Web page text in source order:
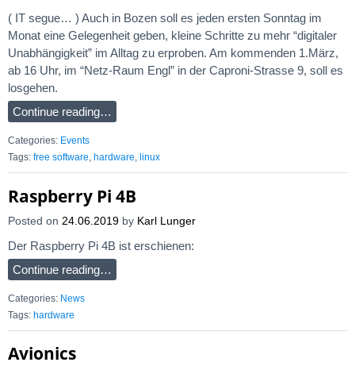
( IT segue… ) Auch in Bozen soll es jeden ersten Sonntag im
Monat eine Gelegenheit geben, kleine Schritte zu mehr “digitaler
Unabhängigkeit” im Alltag zu erproben. Am kommenden 1.März,
ab 16 Uhr, im “Netz-Raum Engl” in der Caproni-Strasse 9, soll es
losgehen.
Continue reading…
Categories: Events
Tags: free software, hardware, linux
Raspberry Pi 4B
Posted on 24.06.2019 by Karl Lunger
Der Raspberry Pi 4B ist erschienen:
Continue reading…
Categories: News
Tags: hardware
Avionics